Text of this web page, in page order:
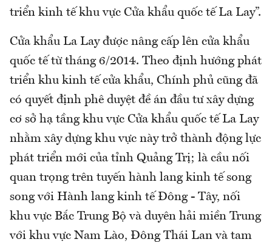
triển kinh tế khu vực Cửa khẩu quốc tế La Lay”.
Cửa khẩu La Lay được nâng cấp lên cửa khẩu
quốc tế từ tháng 6/2014. Theo định hướng phát
triển khu kinh tế cửa khẩu, Chính phủ cũng đã
có quyết định phê duyệt đề án đầu tư xây dựng
cơ sở hạ tầng khu vực Cửa khẩu quốc tế La Lay
nhằm xây dựng khu vực này trở thành động lực
phát triển mới của tỉnh Quảng Trị; là cầu nối
quan trọng trên tuyến hành lang kinh tế song
song với Hành lang kinh tế Đông - Tây, nối
khu vực Bắc Trung Bộ và duyên hải miền Trung
với khu vực Nam Lào, Đông Thái Lan và tam